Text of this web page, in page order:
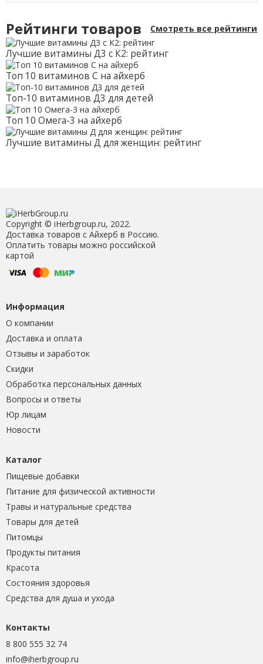
Рейтинги товаров Смотреть все рейтинги
Лучшие витамины Д3 с К2: рейтинг
Топ 10 витаминов С на айхерб
Топ-10 витаминов Д3 для детей
Топ 10 Омега-3 на айхерб
Лучшие витамины Д для женщин: рейтинг
Copyright © iHerbgroup.ru, 2022.
Доставка товаров с Айхерб в Россию.
Оплатить товары можно российской
картой
Информация
О компании
Доставка и оплата
Отзывы и заработок
Скидки
Обработка персональных данных
Вопросы и ответы
Юр лицам
Новости
Каталог
Пищевые добавки
Питание для физической активности
Травы и натуральные средства
Товары для детей
Питомцы
Продукты питания
Красота
Состояния здоровья
Средства для душа и ухода
Контакты
8 800 555 32 74
info@iherbgroup.ru